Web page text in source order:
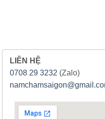
LIÊN HỆ
0708 29 3232 (Zalo)